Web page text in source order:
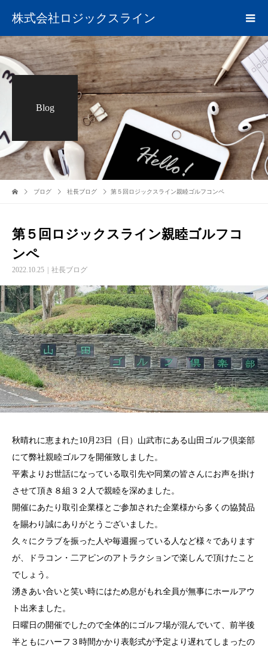
株式会社ロジックスライン
Blog
ブログ 社長ブログ 第５回ロジックスライン親睦ゴルフコンペ
第５回ロジックスライン親睦ゴルフコ
ンペ
2022.10.25 社長ブログ
秋晴れに恵まれた10月23日（日）山武市にある山田ゴルフ倶楽部
にて弊社親睦ゴルフを開催致しました。
平素よりお世話になっている取引先や同業の皆さんにお声を掛け
させて頂き８組３２人で親睦を深めました。
開催にあたり取引企業様とご参加された企業様から多くの協賛品
を賜わり誠にありがとうございました。
久々にクラブを振った人や毎週握っている人など様々であります
が、ドラコン・二アピンのアトラクションで楽しんで頂けたこと
でしょう。
湧きあい合いと笑い時にはため息がもれ全員が無事にホールアウ
ト出来ました。
日曜日の開催でしたので全体的にゴルフ場が混んでいて、前半後
半ともにハーフ３時間かかり表彰式が予定より遅れてしまったの